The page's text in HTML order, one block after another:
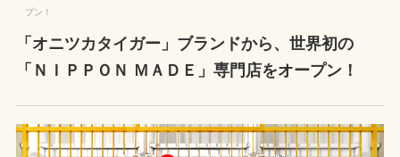
プン！
「オニツカタイガー」ブランドから、世界初の
「ＮＩＰＰＯＮ ＭＡＤＥ」専門店をオープン！